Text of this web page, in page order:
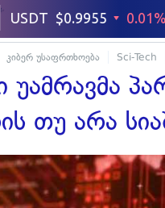
კიბერ უსაფრთხოება Sci-Tech
უამრავმა
თუ არა